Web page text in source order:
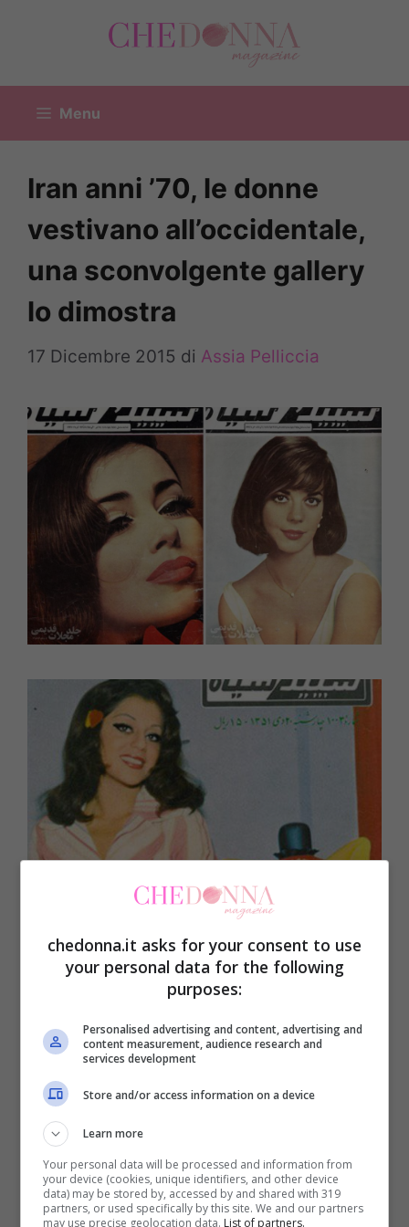
Menu
Iran anni ’70, le donne
vestivano all’occidentale,
una sconvolgente gallery
lo dimostra
17 Dicembre 2015 di Assia Pelliccia
Pagine:1 2 3 4 5 6 7 8 9 10 11 12 13 14 15
chedonna.it asks for your consent to use
your personal data for the following
purposes:
Personalised advertising and content, advertising and
content measurement, audience research and
services development
Store and/or access information on a device
Learn more
Your personal data will be processed and information from
your device (cookies, unique identifiers, and other device
data) may be stored by, accessed by and shared with 319
partners, or used specifically by this site. We and our partners
may use precise geolocation data. List of partners.